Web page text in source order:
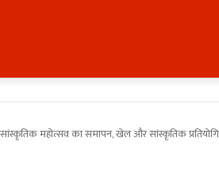
महोत्सव का समापन, खेल और सांस्कृतिक